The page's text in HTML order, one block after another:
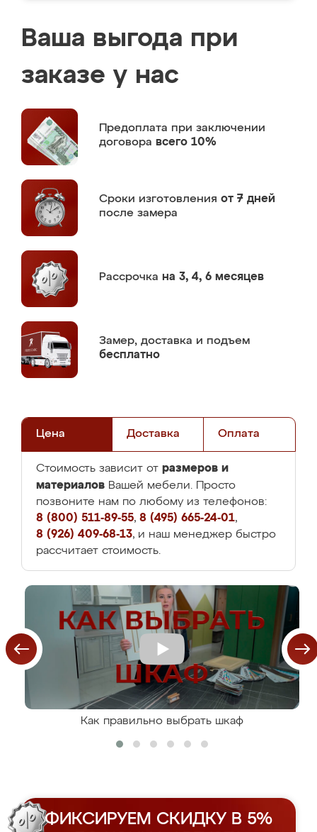
Ваша выгода при
заказе у нас
Предоплата при заключении
договора всего 10%
Сроки изготовления от 7 дней
после замера
Рассрочка на 3, 4, 6 месяцев
Замер, доставка и подъем
бесплатно
Цена Доставка Оплата
Стоимость зависит от размеров и
материалов Вашей мебели. Просто
позвоните нам по любому из телефонов:
8 (800) 511-89-55, 8 (495) 665-24-01,
8 (926) 409-68-13, и наш менеджер быстро
рассчитает стоимость.
Как правильно выбрать шкаф
ФИКСИРУЕМ СКИДКУ В 5%